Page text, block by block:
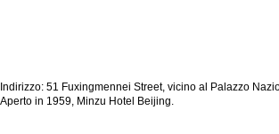
Indirizzo: 51 Fuxingmennei Street, vicino al Palazzo
Aperto in 1959, Minzu Hotel Beijing.